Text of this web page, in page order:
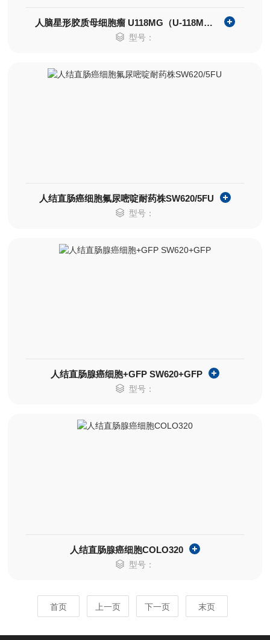
人脑星形胶质母细胞瘤 U118MG（U-118MG）
型号：
人结直肠癌细胞氟尿嘧啶耐药株SW620/5FU
型号：
人结直肠腺癌细胞+GFP SW620+GFP
型号：
人结直肠腺癌细胞COLO320
型号：
首页 上一页 下一页 末页